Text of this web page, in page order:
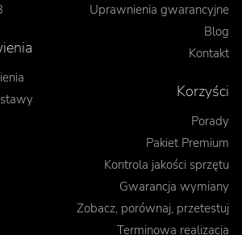
Uprawnienia gwarancyjne
Blog
Kontakt
Korzyści
Porady
Pakiet Premium
Kontrola jakości sprzętu
Gwarancja wymiany
Zobacz, porównaj, przetestuj
Terminowa realizacja